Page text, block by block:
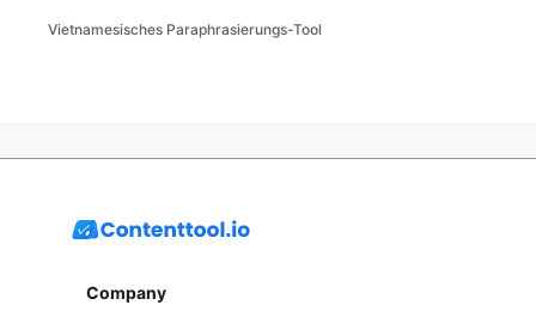
Vietnamesisches Paraphrasierungs-Tool
Company